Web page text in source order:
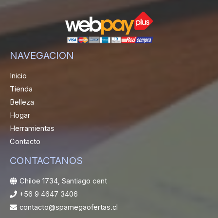
NAVEGACION
Inicio
Tienda
Belleza
Hogar
Herramientas
Contacto
CONTACTANOS
Chiloe 1734, Santiago cent
+56 9 4647 3406
contacto@spamegaofertas.cl